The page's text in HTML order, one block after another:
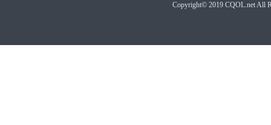
Copyright© 2019 CQOL.net All